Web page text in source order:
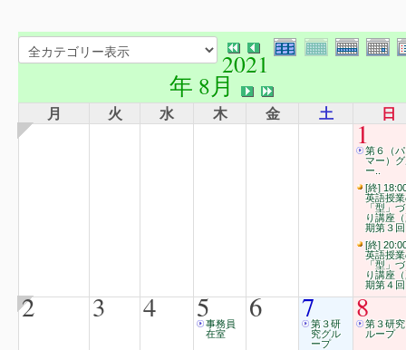
2021
年 8月
月 火 水 木 金 土 日
1第６（
マー）
ー..
[終]
英語授
「型」
り講座
期第３
[終]
英語授
「型」
り講座
期第４
2 3 4 5事務員
在室
6 7第３研
究グル
ープ
8第３研
ループ